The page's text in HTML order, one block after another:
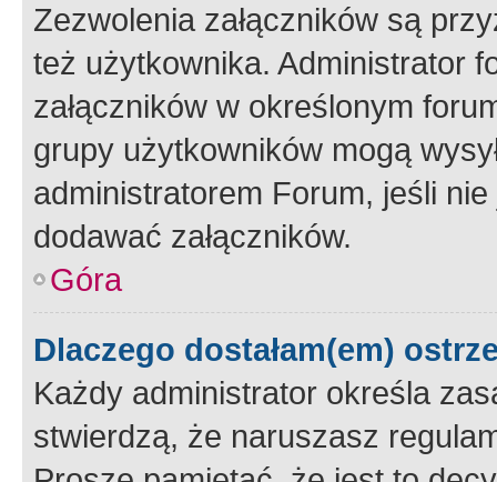
Zezwolenia załączników są
też użytkownika. Administrator
załączników w określonym
grupy użytkowników mogą
administratorem Forum, jeśli
dodawać załączników.
Góra
Dlaczego dostałam(em)
Każdy administrator określa
stwierdzą, że naruszasz